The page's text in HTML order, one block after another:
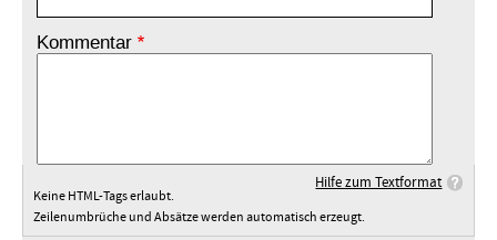
Kommentar
Hilfe zum Textformat
Keine HTML-Tags erlaubt.
Zeilenumbrüche und Absätze werden automatisch erzeugt.